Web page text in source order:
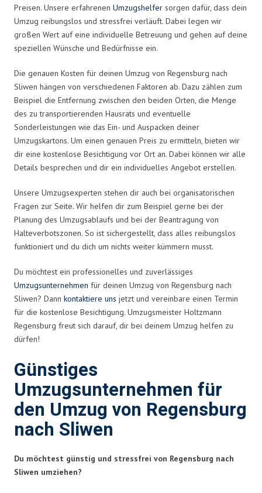
Preisen. Unsere erfahrenen Umzugshelfer sorgen dafür, dass dein
Umzug reibungslos und stressfrei verläuft. Dabei legen wir
großen Wert auf eine individuelle Betreuung und gehen auf deine
speziellen Wünsche und Bedürfnisse ein.
Die genauen Kosten für deinen Umzug von Regensburg nach
Sliwen hängen von verschiedenen Faktoren ab. Dazu zählen zum
Beispiel die Entfernung zwischen den beiden Orten, die Menge
des zu transportierenden Hausrats und eventuelle
Sonderleistungen wie das Ein- und Auspacken deiner
Umzugskartons. Um einen genauen Preis zu ermitteln, bieten wir
dir eine kostenlose Besichtigung vor Ort an. Dabei können wir alle
Details besprechen und dir ein individuelles Angebot erstellen.
Unsere Umzugsexperten stehen dir auch bei organisatorischen
Fragen zur Seite. Wir helfen dir zum Beispiel gerne bei der
Planung des Umzugsablaufs und bei der Beantragung von
Halteverbotszonen. So ist sichergestellt, dass alles reibungslos
funktioniert und du dich um nichts weiter kümmern musst.
Du möchtest ein professionelles und zuverlässiges
Umzugsunternehmen für deinen Umzug von Regensburg nach
Sliwen? Dann kontaktiere uns jetzt und vereinbare einen Termin
für die kostenlose Besichtigung. Umzugsmeister Holtzmann
Regensburg freut sich darauf, dir bei deinem Umzug helfen zu
dürfen!
Günstiges
Umzugsunternehmen für
den Umzug von Regensburg
nach Sliwen
Du möchtest günstig und stressfrei von Regensburg nach
Sliwen umziehen?